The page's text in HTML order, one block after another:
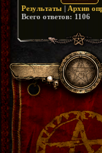
Результаты | Архив
Всего ответов: 1106